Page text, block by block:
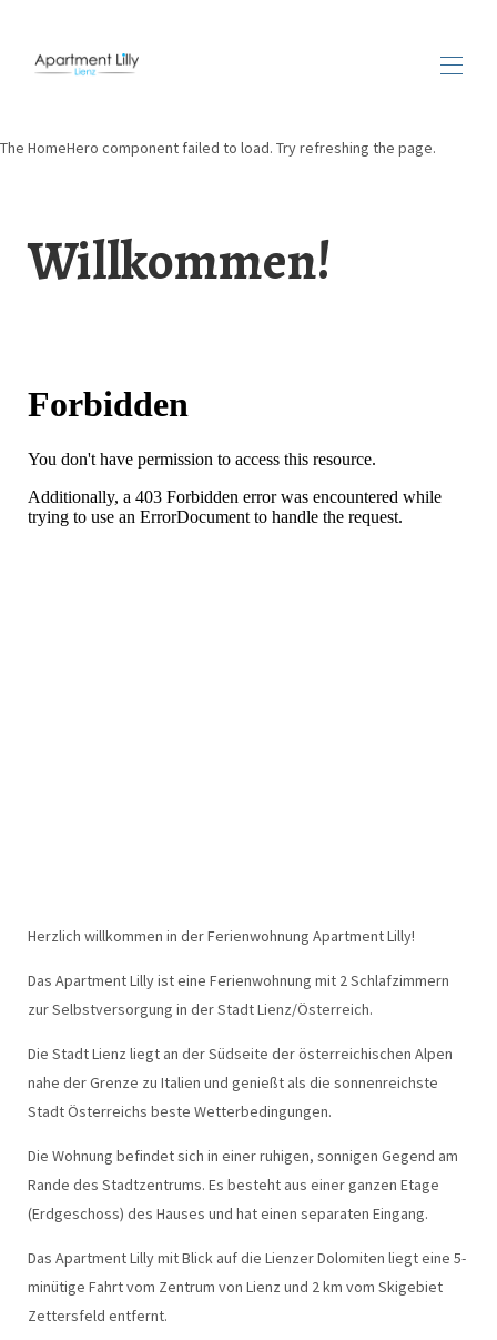
Fotos
Lage
The HomeHero component failed to load. Try refreshing the page.
Willkommen!
Herzlich willkommen in der Ferienwohnung Apartment Lilly!
Das Apartment Lilly ist eine Ferienwohnung mit 2 Schlafzimmern
zur Selbstversorgung in der Stadt Lienz/Österreich.
Die Stadt Lienz liegt an der Südseite der österreichischen Alpen
nahe der Grenze zu Italien und genießt als die sonnenreichste
Stadt Österreichs beste Wetterbedingungen.
Die Wohnung befindet sich in einer ruhigen, sonnigen Gegend am
Rande des Stadtzentrums. Es besteht aus einer ganzen Etage
(Erdgeschoss) des Hauses und hat einen separaten Eingang.
Das Apartment Lilly mit Blick auf die Lienzer Dolomiten liegt eine 5-
minütige Fahrt vom Zentrum von Lienz und 2 km vom Skigebiet
Zettersfeld entfernt.